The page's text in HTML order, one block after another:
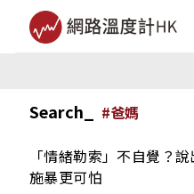
Search_ #爸媽
「情緒勒索」不自覺？
施暴更可怕